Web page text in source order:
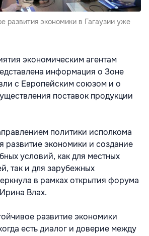
развития экономики в Гагаузии уже
экономическим агентам
информация о Зоне
с Европейским союзом и о
поставок продукции
политики исполкома
развитие экономики и создание
условий, как для местных
так и для зарубежных
в рамках открытия форума
Влах.
развитие экономики
есть диалог и доверие между